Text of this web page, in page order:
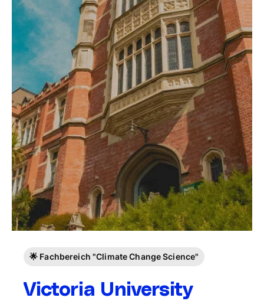
🌟 Fachbereich "Climate Change Science"
Victoria University